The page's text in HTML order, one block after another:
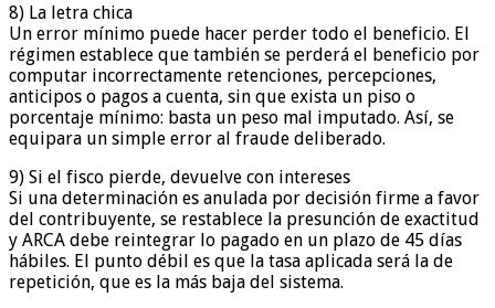
8) La letra chica
Un error mínimo puede hacer perder todo el beneficio. El
régimen establece que también se perderá el beneficio por
computar incorrectamente retenciones, percepciones,
anticipos o pagos a cuenta, sin que exista un piso o
porcentaje mínimo: basta un peso mal imputado. Así, se
equipara un simple error al fraude deliberado.
9) Si el fisco pierde, devuelve con intereses
Si una determinación es anulada por decisión firme a favor
del contribuyente, se restablece la presunción de exactitud
y ARCA debe reintegrar lo pagado en un plazo de 45 días
hábiles. El punto débil es que la tasa aplicada será la de
repetición, que es la más baja del sistema.